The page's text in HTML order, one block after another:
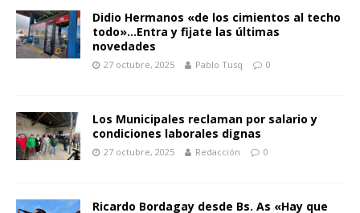
Didio Hermanos «de los cimientos al techo
todo»…Entra y fijate las últimas
novedades
27 octubre, 2025 Pablo Tusq 0
Los Municipales reclaman por salario y
condiciones laborales dignas
27 octubre, 2025 Redacción 0
Ricardo Bordagay desde Bs. As «Hay que